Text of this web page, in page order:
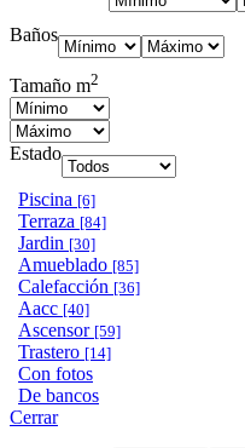
Baños
Tamaño m2
Estado
Piscina [6]
Terraza [84]
Jardin [30]
Amueblado [85]
Calefacción [36]
Aacc [40]
Ascensor [59]
Trastero [14]
Con fotos
De bancos
Cerrar